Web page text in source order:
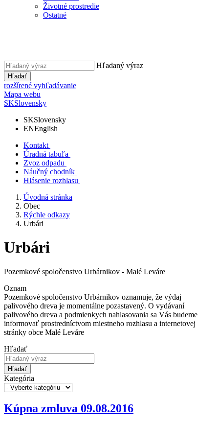
Životné prostredie
Ostatné
Hľadaný výraz
Hľadať
rozšírené vyhľadávanie
Mapa webu
SKSlovensky
SKSlovensky
ENEnglish
Kontakt
Úradná tabuľa
Zvoz odpadu
Náučný chodník
Hlásenie rozhlasu
Úvodná stránka
Obec
Rýchle odkazy
Urbári
Urbári
Pozemkové spoločenstvo Urbárnikov - Malé Leváre
Oznam
Pozemkové spoločenstvo Urbárnikov oznamuje, že výdaj
palivového dreva je momentálne pozastavený. O vydávaní
palivového dreva a podmienkych nahlasovania sa Vás budeme
informovať prostredníctvom miestneho rozhlasu a internetovej
stránky obce Malé Leváre
Hľadať
Hľadať
Kategória
Kúpna zmluva 09.08.2016